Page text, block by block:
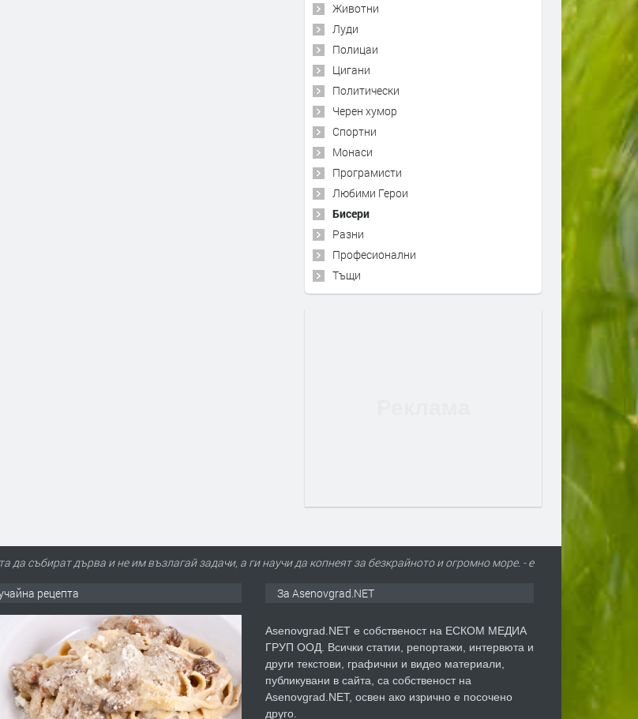
Животни
Луди
Полицаи
Цигани
Политически
Черен хумор
Спортни
Монаси
Програмисти
Любими Герои
Бисери
Разни
Професионални
Тъщи
да събират дърва и не им възлагай задачи, а ги научи да копнеят за безкрайното и огромно море. - е
рецепта За Asenovgrad.NET
Asenovgrad.NET е собственост на ЕСКОМ МЕДИА
ГРУП ООД. Всички статии, репортажи, интервюта и
други текстови, графични и видео материали,
публикувани в сайта, са собственост на
Asenovgrad.NET, освен ако изрично е посочено
друго.